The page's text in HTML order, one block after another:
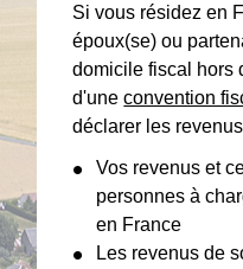
Si vous résidez en
époux(se) ou
domicile fiscal hors
d'uneconvention
déclarer les
Vos revenus et
personnes à
en France
Les revenus de